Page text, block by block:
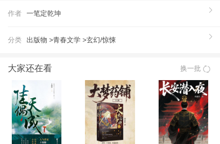
作者 一笔定乾坤
分类 出版物 >青春文学 >玄幻/惊悚
大家还在看 换一批